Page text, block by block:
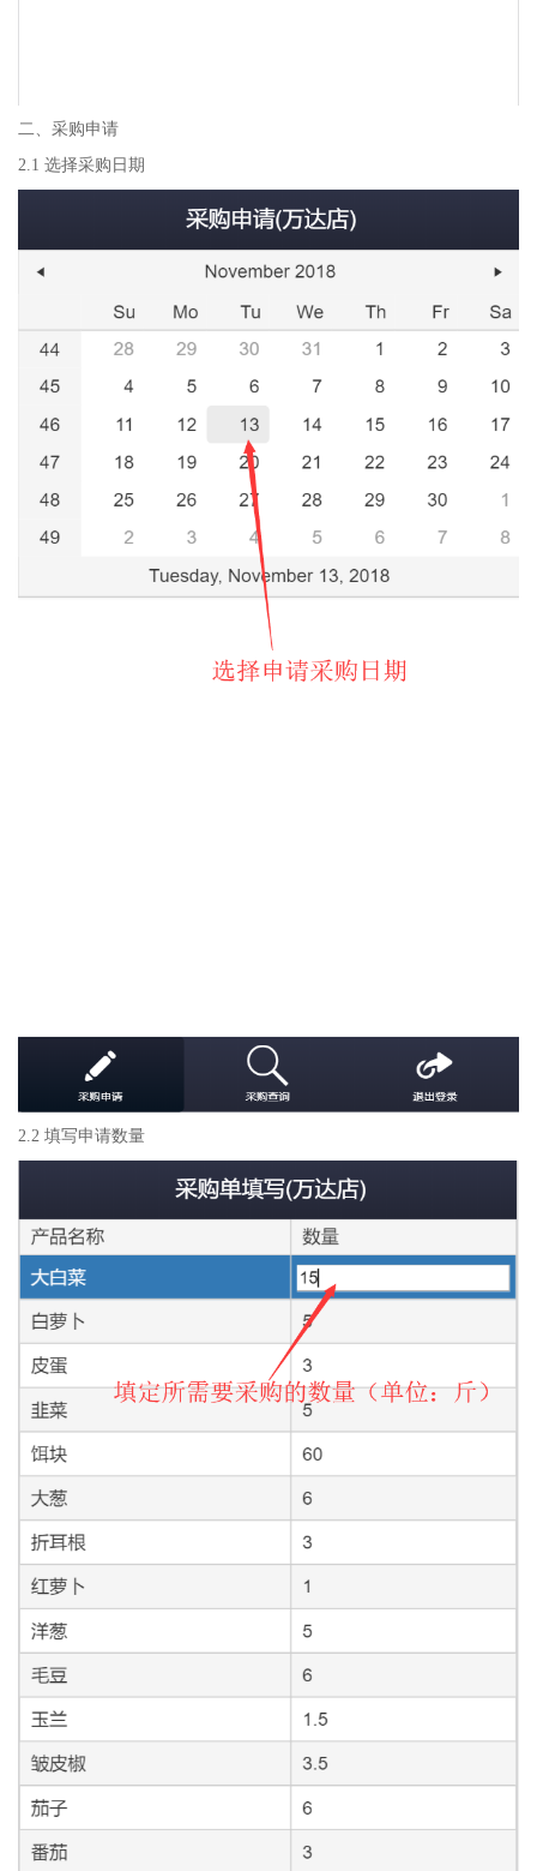
二、采购申请
2.1 选择采购日期
2.2 填写申请数量